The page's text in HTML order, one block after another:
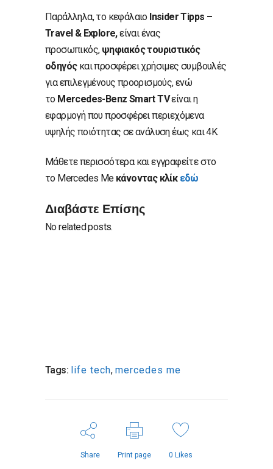
Παράλληλα, το κεφάλαιο Insider Tipps –
Travel & Explore,είναι ένας
προσωπικός, ψηφιακός τουριστικός
οδηγός και προσφέρει χρήσιμες συμβουλές
για επιλεγμένους προορισμούς, ενώ
το Mercedes-Benz Smart TVείναι η
εφαρμογή που προσφέρει περιεχόμενα
υψηλής ποιότητας σε ανάλυση έως και 4K.
Μάθετε περισσότερα και εγγραφείτε στο
το Mercedes Me κάνοντας κλίκ εδώ
Διαβάστε Επίσης
No related posts.
Tags: life tech, mercedes me
Share Print page 0 Likes